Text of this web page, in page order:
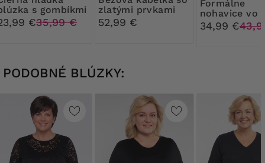
s gombíkmi
€35,99 €
zlatými prvkami
52,99 €
Formálne
nohavice vo
farbe
34,99 €
PODOBNÉ BLÚZKY: